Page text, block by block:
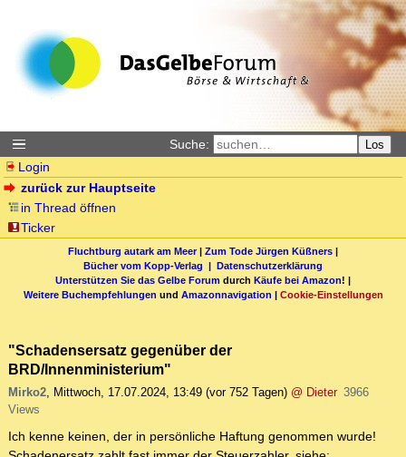
Suche: Los
Login
zurück zur Hauptseite
in Thread öffnen
Ticker
Fluchtburg autark am Meer| Zum Tode Jürgen Küßners |
Bücher vom Kopp-Verlag | Datenschutzerklärung
Unterstützen Sie das Gelbe Forum durch Käufe bei Amazon! |
Weitere Buchempfehlungen und Amazonnavigation | Cookie-Einstellungen
"Schadensersatz gegenüber der
BRD/Innenministerium"
Mirko2, Mittwoch, 17.07.2024, 13:49 (vor 752 Tagen) @ Dieter 3966
Views
Ich kenne keinen, der in persönliche Haftung genommen wurde!